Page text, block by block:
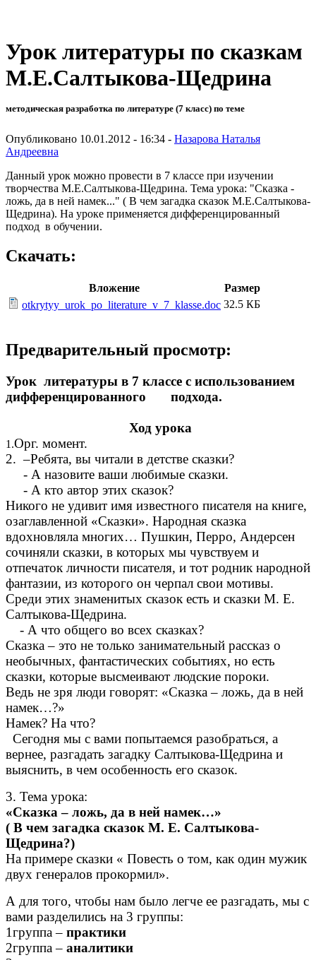
Урок литературы по сказкам
М.Е.Салтыкова-Щедрина
методическая разработка по литературе (7 класс) по теме
Опубликовано 10.01.2012 - 16:34 - Назарова Наталья
Андреевна
Данный урок можно провести в 7 классе при изучении
творчества М.Е.Салтыкова-Щедрина. Тема урока: "Сказка -
ложь, да в ней намек..." ( В чем загадка сказок М.Е.Салтыкова-
Щедрина). На уроке применяется дифференцированный
подход в обучении.
Скачать:
Вложение
Размер
otkrytyy_urok_po_literature_v_7_klasse.doc 32.5 КБ
Предварительный просмотр:
Урок литературы в 7 классе с использованием
дифференцированного подхода.
Ход урока
1.Орг. момент.
2. –Ребята, вы читали в детстве сказки?
- А назовите ваши любимые сказки.
- А кто автор этих сказок?
Никого не удивит имя известного писателя на книге,
озаглавленной «Сказки». Народная сказка
вдохновляла многих… Пушкин, Перро, Андерсен
сочиняли сказки, в которых мы чувствуем и
отпечаток личности писателя, и тот родник народной
фантазии, из которого он черпал свои мотивы.
Среди этих знаменитых сказок есть и сказки М. Е.
Салтыкова-Щедрина.
- А что общего во всех сказках?
Сказка – это не только занимательный рассказ о
необычных, фантастических событиях, но есть
сказки, которые высмеивают людские пороки.
Ведь не зря люди говорят: «Сказка – ложь, да в ней
намек…?»
Намек? На что?
Сегодня мы с вами попытаемся разобраться, а
вернее, разгадать загадку Салтыкова-Щедрина и
выяснить, в чем особенность его сказок.
3. Тема урока:
«Сказка – ложь, да в ней намек…»
( В чем загадка сказок М. Е. Салтыкова-
Щедрина?)
На примере сказки « Повесть о том, как один мужик
двух генералов прокормил».
А для того, чтобы нам было легче ее разгадать, мы с
вами разделились на 3 группы:
1группа – практики
2группа – аналитики